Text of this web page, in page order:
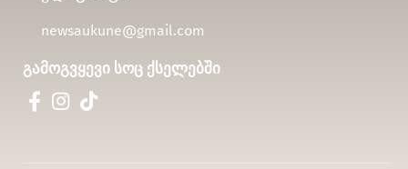
newsaukune@gmail.com
გამოგვყევი სოც ქსელებში